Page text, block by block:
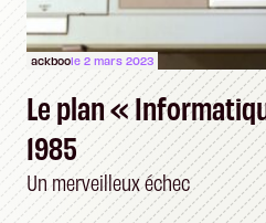
ackboole 2 mars 2023
Le plan «
1985
Un merveilleux échec